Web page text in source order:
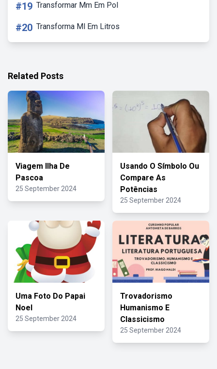
#19 Transformar Mm Em Pol
#20 Transforma Ml Em Litros
Related Posts
Viagem Ilha De
Pascoa
25 September 2024
Usando O Símbolo Ou
Compare As
Potências
25 September 2024
Uma Foto Do Papai
Noel
25 September 2024
Trovadorismo
Humanismo E
Classicismo
25 September 2024